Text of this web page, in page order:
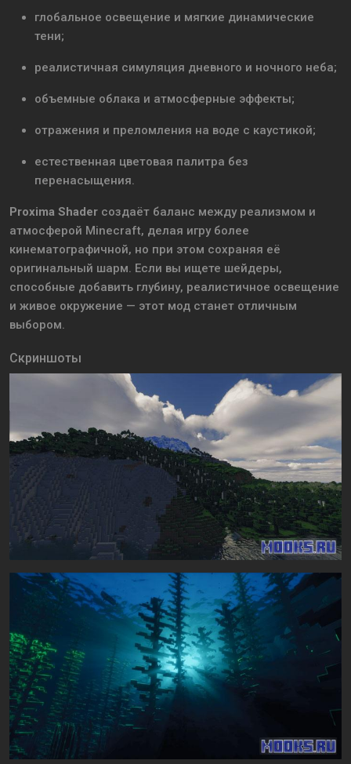
глобальное освещение и мягкие динамические
тени;
реалистичная симуляция дневного и ночного неба;
объемные облака и атмосферные эффекты;
отражения и преломления на воде с каустикой;
естественная цветовая палитра без
перенасыщения.
Proxima Shader создаёт баланс между реализмом и
атмосферой Minecraft, делая игру более
кинематографичной, но при этом сохраняя её
оригинальный шарм. Если вы ищете шейдеры,
способные добавить глубину, реалистичное освещение
и живое окружение — этот мод станет отличным
выбором.
Скриншоты